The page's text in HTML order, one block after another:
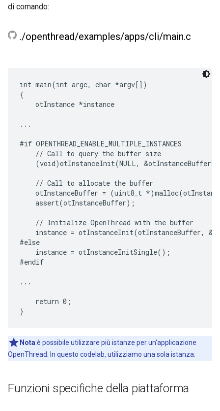
di comando:
./openthread/examples/apps/cli/main.c
int main(int argc, char *argv[])
{
    otInstance *instance
...
#if OPENTHREAD_ENABLE_MULTIPLE_INSTANCES
    // Call to query the buffer size
(void)otInstanceInit(NULL,
    // Call to allocate the buffer
otInstanceBuffer = (uint8_t
    assert(otInstanceBuffer);
    // Initialize OpenThread with the buffer
instance = otInstanceInit(otInstanceBuffer,
#else
    instance = otInstanceInitSingle();
#endif
...
    return 0;
Nota:è possibile utilizzare più istanze per un'applicazione
OpenThread. In questo codelab, utilizziamo una sola istanza.
Funzioni specifiche della piattaforma